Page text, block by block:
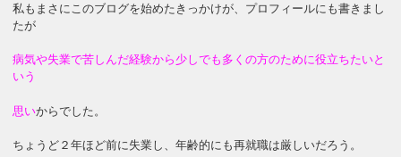
私もまさにこのブログを始めたきっかけが、プロフィールにも書きまし
たが
病気や失業で苦しんだ経験から少しでも多くの方のために役立ちたいと
いう
思いからでした。
ちょうど２年ほど前に失業し、年齢的にも再就職は厳しいだろう。